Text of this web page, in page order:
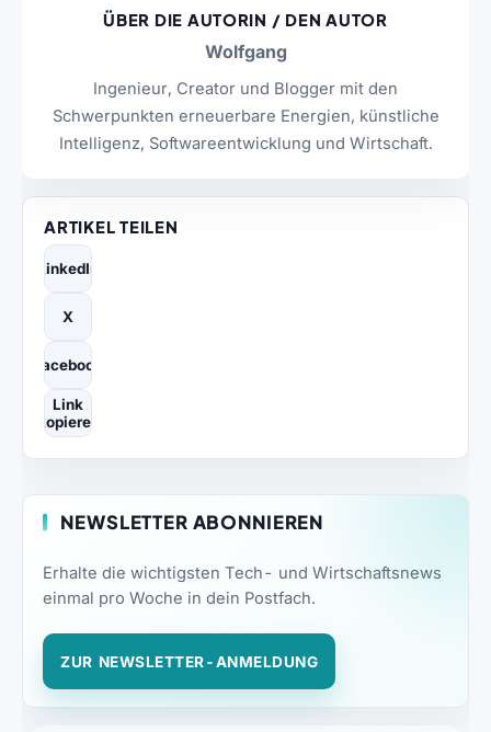
ÜBER DIE AUTORIN / DEN AUTOR
Wolfgang
Ingenieur, Creator und Blogger mit den
Schwerpunkten erneuerbare Energien, künstliche
Intelligenz, Softwareentwicklung und Wirtschaft.
ARTIKEL TEILEN
LinkedIn
X
Facebook
Link
kopieren
NEWSLETTER ABONNIEREN
Erhalte die wichtigsten Tech- und Wirtschaftsnews
einmal pro Woche in dein Postfach.
ZUR NEWSLETTER-ANMELDUNG